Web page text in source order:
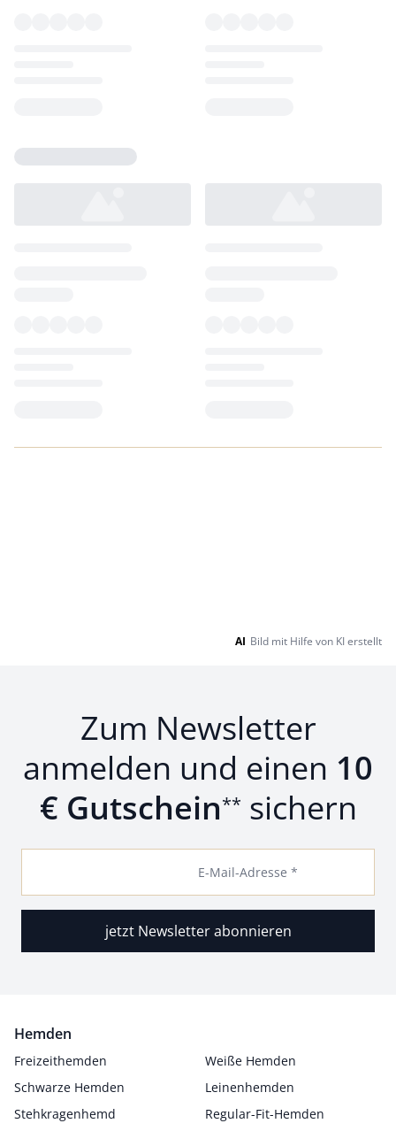
AI Bild mit Hilfe von KI erstellt
Zum Newsletter
anmelden und einen 10
€ Gutschein** sichern
E-Mail-Adresse *
jetzt Newsletter abonnieren
Hemden
Freizeithemden
Weiße Hemden
Schwarze Hemden
Leinenhemden
Stehkragenhemd
Regular-Fit-Hemden